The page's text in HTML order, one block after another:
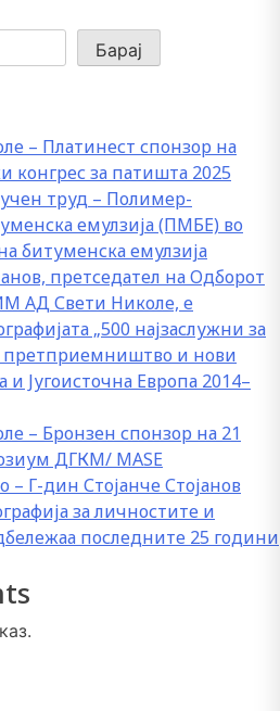
Барај
– Платинест спонзор на
конгрес за патишта 2025
труд – Полимер-
емулзија (ПМБЕ) во
битуменска емулзија
претседател на Одборот
АД Свети Николе, е
„500 најзаслужни за
претприемништво и нови
Југоисточна Европа 2014–
– Бронзен спонзор на 21
ДГКМ/ MASE
– Г-дин Стојанче Стојанов
за личностите и
последните 25 години